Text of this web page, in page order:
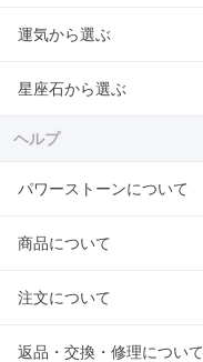
運気から選ぶ
星座石から選ぶ
ヘルプ
パワーストーンについて
商品について
注文について
返品・交換・修理について